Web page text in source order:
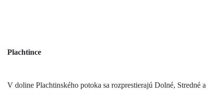
Plachtince
V doline Plachtinského potoka sa rozprestierajú Dolné, Stredné a